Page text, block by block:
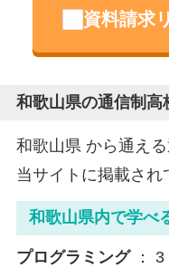
資料請求
和歌山県の通信制高
和歌山県 から通え
当サイトに掲載され
和歌山県内で学べ
プログラミング ：